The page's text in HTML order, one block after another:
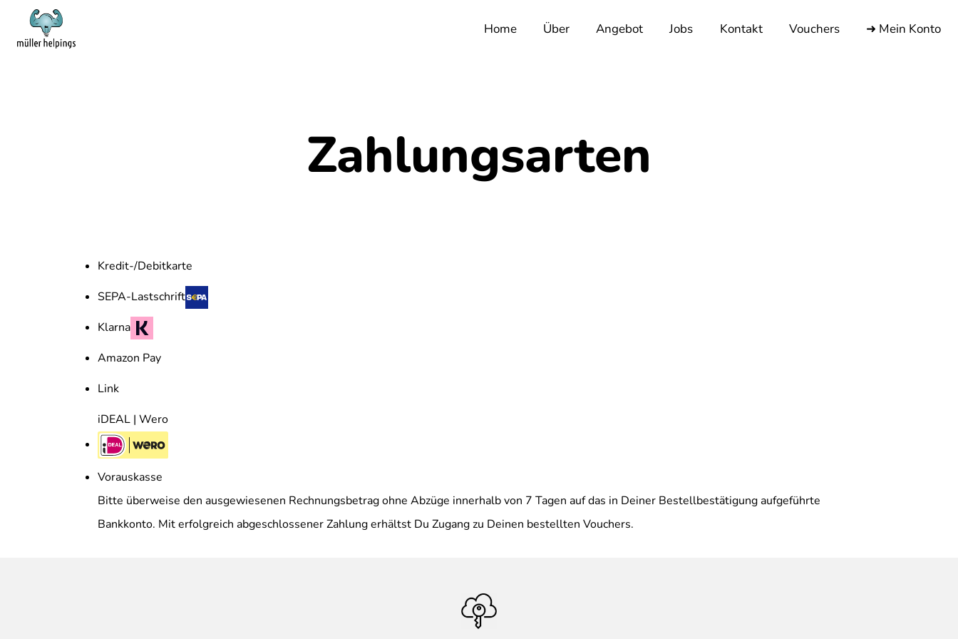
Home Über Angebot Jobs Kontakt Vouchers ➜ Mein Konto
Zahlungsarten
Kredit-/Debitkarte
SEPA-Lastschrift
Klarna
Amazon Pay
Link
iDEAL | Wero
Vorauskasse
Bitte überweise den ausgewiesenen Rechnungsbetrag ohne Abzüge innerhalb von 7 Tagen auf das in Deiner Bestellbestätigung aufgeführte
Bankkonto. Mit erfolgreich abgeschlossener Zahlung erhältst Du Zugang zu Deinen bestellten Vouchers.